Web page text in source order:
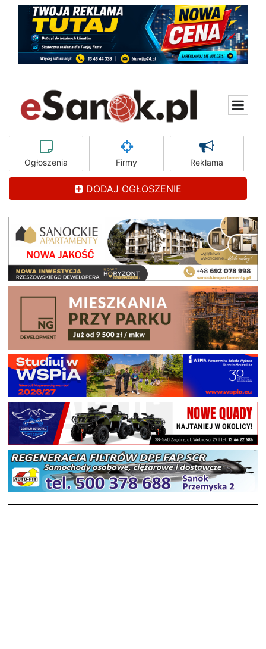
Ogłoszenia Firmy Reklama
DODAJ OGŁOSZENIE